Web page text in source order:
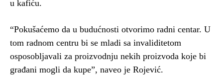
u kafiću.
“Pokušaćemo da u budućnosti otvorimo radni centar. U
tom radnom centru bi se mladi sa invaliditetom
osposobljavali za proizvodnju nekih proizvoda koje bi
građani mogli da kupe”, naveo je Rojević.